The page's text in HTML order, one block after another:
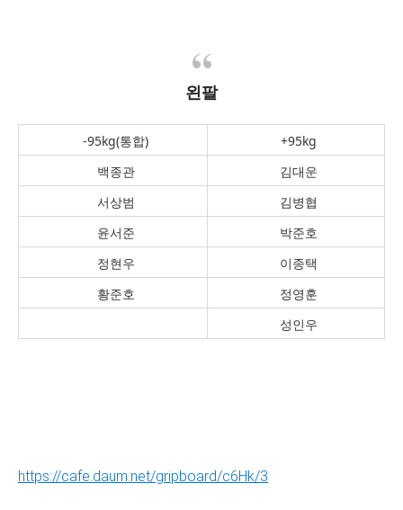
왼팔
-95kg(통합)
+95kg
백종관
김대운
서상범
김병협
윤서준
박준호
정현우
이종택
황준호
정영훈
성인우
https://cafe.daum.net/gripboard/c6Hk/3